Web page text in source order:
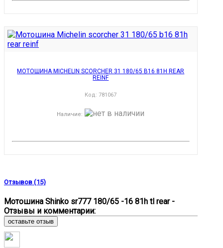
МОТОШИНА MICHELIN SCORCHER 31 180/65 B16 81H REAR
REINF
Код:781067
Наличие:
Отзывов (15)
Мотошина Shinko sr777 180/65 -16 81h tl rear -
Отзывы и комментарии:
оставьте отзыв